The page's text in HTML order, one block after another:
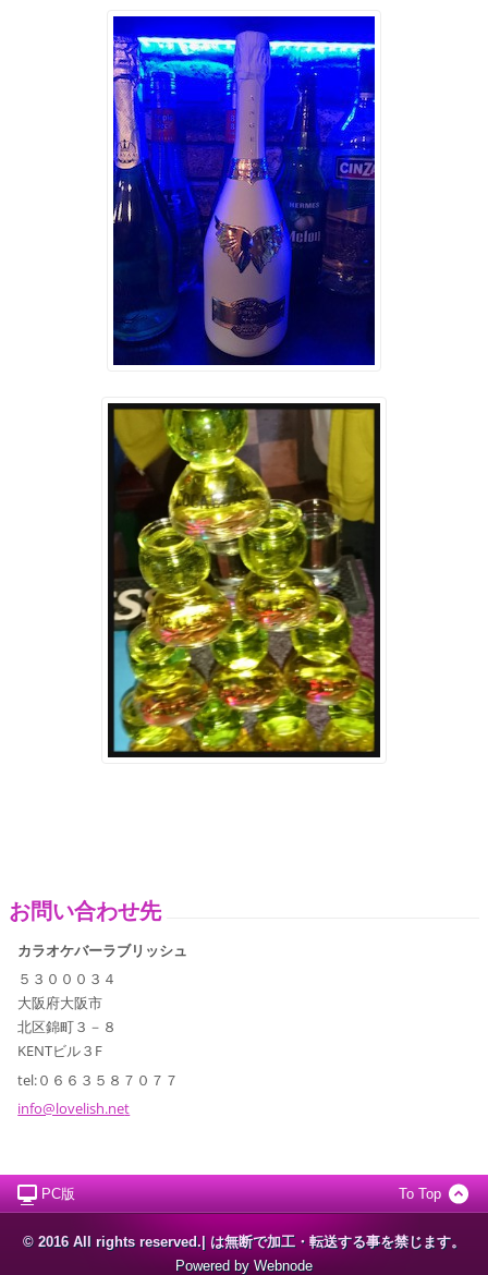
お問い合わせ先
カラオケバーラブリッシュ
５３０００３４
大阪府大阪市
北区錦町３－８
KENTビル３F
tel:０６６３５８７０７７
info@lovelish.net
PC版 To Top
© 2016 All rights reserved.| は無断で加工・転送する事を禁じます。
Powered by Webnode